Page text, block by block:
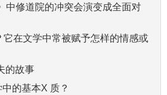
中修道院的冲突会演变成全面对
在文学中常被赋予怎样的情感或
的故事
的基本X 质？